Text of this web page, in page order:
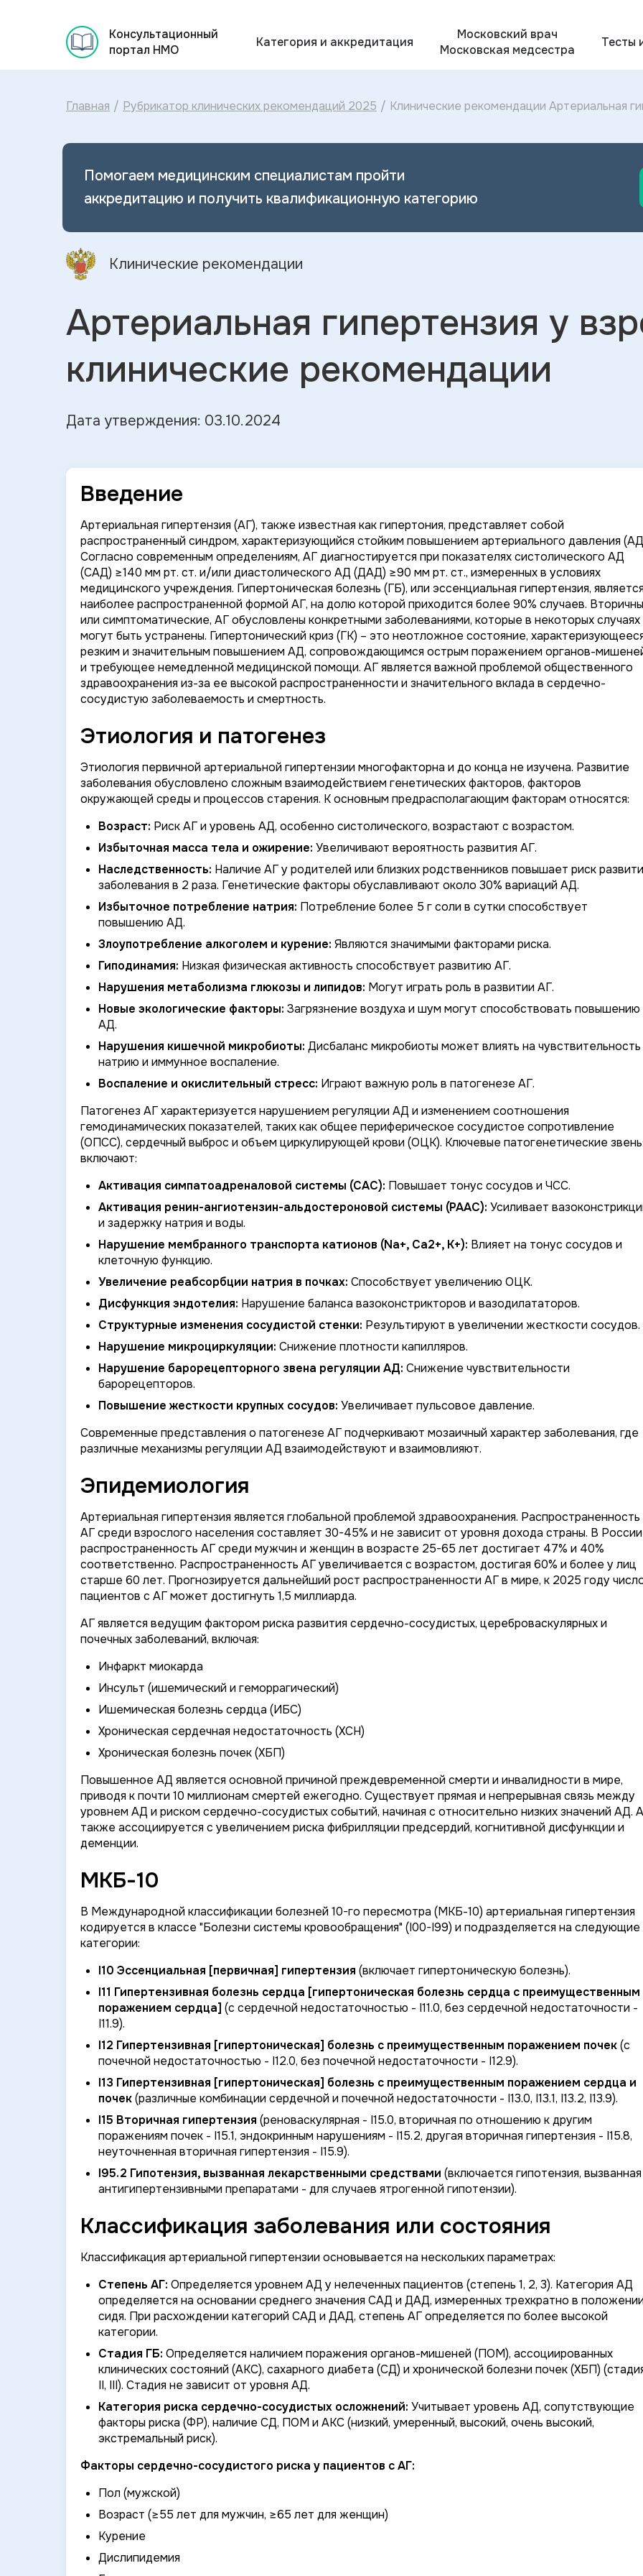
Консультационный
портал НМО
Категория и аккредитация
Московский врач
Московская медсестра
Тесты
Главная / Рубрикатор клинических рекомендаций 2025 / Клинические рекомендации Артериальная
Помогаем медицинским специалистам пройти
аккредитацию и получить квалификационную категорию
Клинические рекомендации
Артериальная гипертензия у
клинические рекомендации
Дата утверждения: 03.10.2024
Введение
Артериальная гипертензия (АГ), также известная как гипертония, представляет собой
распространенный синдром, характеризующийся стойким повышением артериального давления
Согласно современным определениям, АГ диагностируется при показателях систолического АД
(САД) ≥140 мм рт. ст. и/или диастолического АД (ДАД) ≥90 мм рт. ст., измеренных в условиях
медицинского учреждения. Гипертоническая болезнь (ГБ), или эссенциальная гипертензия,
наиболее распространенной формой АГ, на долю которой приходится более 90% случаев.
или симптоматические, АГ обусловлены конкретными заболеваниями, которые в некоторых случаях
могут быть устранены. Гипертонический криз (ГК) – это неотложное состояние,
резким и значительным повышением АД, сопровождающимся острым поражением органов-
и требующее немедленной медицинской помощи. АГ является важной проблемой общественного
здравоохранения из-за ее высокой распространенности и значительного вклада в сердечно-
сосудистую заболеваемость и смертность.
Этиология и патогенез
Этиология первичной артериальной гипертензии многофакторна и до конца не изучена. Развитие
заболевания обусловлено сложным взаимодействием генетических факторов, факторов
окружающей среды и процессов старения. К основным предрасполагающим факторам относятся:
Возраст: Риск АГ и уровень АД, особенно систолического, возрастают с возрастом.
Избыточная масса тела и ожирение: Увеличивают вероятность развития АГ.
Наследственность: Наличие АГ у родителей или близких родственников повышает риск
заболевания в 2 раза. Генетические факторы обуславливают около 30% вариаций АД.
Избыточное потребление натрия: Потребление более 5 г соли в сутки способствует
повышению АД.
Злоупотребление алкоголем и курение: Являются значимыми факторами риска.
Гиподинамия: Низкая физическая активность способствует развитию АГ.
Нарушения метаболизма глюкозы и липидов: Могут играть роль в развитии АГ.
Новые экологические факторы: Загрязнение воздуха и шум могут способствовать повышению
АД.
Нарушения кишечной микробиоты: Дисбаланс микробиоты может влиять на чувствительность
натрию и иммунное воспаление.
Воспаление и окислительный стресс: Играют важную роль в патогенезе АГ.
Патогенез АГ характеризуется нарушением регуляции АД и изменением соотношения
гемодинамических показателей, таких как общее периферическое сосудистое сопротивление
(ОПСС), сердечный выброс и объем циркулирующей крови (ОЦК). Ключевые патогенетические
включают:
Активация симпатоадреналовой системы (САС): Повышает тонус сосудов и ЧСС.
Активация ренин-ангиотензин-альдостероновой системы (РААС): Усиливает
и задержку натрия и воды.
Нарушение мембранного транспорта катионов (Na+, Ca2+, K+): Влияет на тонус сосудов и
клеточную функцию.
Увеличение реабсорбции натрия в почках: Способствует увеличению ОЦК.
Дисфункция эндотелия: Нарушение баланса вазоконстрикторов и вазодилататоров.
Структурные изменения сосудистой стенки: Результируют в увеличении жесткости сосудов.
Нарушение микроциркуляции: Снижение плотности капилляров.
Нарушение барорецепторного звена регуляции АД: Снижение чувствительности
барорецепторов.
Повышение жесткости крупных сосудов: Увеличивает пульсовое давление.
Современные представления о патогенезе АГ подчеркивают мозаичный характер заболевания, где
различные механизмы регуляции АД взаимодействуют и взаимовлияют.
Эпидемиология
Артериальная гипертензия является глобальной проблемой здравоохранения. Распространенность
АГ среди взрослого населения составляет 30-45% и не зависит от уровня дохода страны. В России
распространенность АГ среди мужчин и женщин в возрасте 25-65 лет достигает 47% и 40%
соответственно. Распространенность АГ увеличивается с возрастом, достигая 60% и более у лиц
старше 60 лет. Прогнозируется дальнейший рост распространенности АГ в мире, к 2025 году
пациентов с АГ может достигнуть 1,5 миллиарда.
АГ является ведущим фактором риска развития сердечно-сосудистых, цереброваскулярных и
почечных заболеваний, включая:
Инфаркт миокарда
Инсульт (ишемический и геморрагический)
Ишемическая болезнь сердца (ИБС)
Хроническая сердечная недостаточность (ХСН)
Хроническая болезнь почек (ХБП)
Повышенное АД является основной причиной преждевременной смерти и инвалидности в мире,
приводя к почти 10 миллионам смертей ежегодно. Существует прямая и непрерывная связь между
уровнем АД и риском сердечно-сосудистых событий, начиная с относительно низких значений АД.
также ассоциируется с увеличением риска фибрилляции предсердий, когнитивной дисфункции и
деменции.
МКБ-10
В Международной классификации болезней 10-го пересмотра (МКБ-10) артериальная гипертензия
кодируется в классе "Болезни системы кровообращения" (I00-I99) и подразделяется на следующие
категории:
I10 Эссенциальная [первичная] гипертензия (включает гипертоническую болезнь).
I11 Гипертензивная болезнь сердца [гипертоническая болезнь сердца с преимущественным
поражением сердца] (с сердечной недостаточностью - I11.0, без сердечной недостаточности -
I11.9).
I12 Гипертензивная [гипертоническая] болезнь с преимущественным поражением почек(с
почечной недостаточностью - I12.0, без почечной недостаточности - I12.9).
I13 Гипертензивная [гипертоническая] болезнь с преимущественным поражением сердца и
почек(различные комбинации сердечной и почечной недостаточности - I13.0, I13.1, I13.2, I13.9).
I15 Вторичная гипертензия (реноваскулярная - I15.0, вторичная по отношению к другим
поражениям почек - I15.1, эндокринным нарушениям - I15.2, другая вторичная гипертензия - I15.8,
неуточненная вторичная гипертензия - I15.9).
I95.2 Гипотензия, вызванная лекарственными средствами (включается гипотензия, вызванная
антигипертензивными препаратами - для случаев ятрогенной гипотензии).
Классификация заболевания или состояния
Классификация артериальной гипертензии основывается на нескольких параметрах:
Степень АГ: Определяется уровнем АД у нелеченных пациентов (степень 1, 2, 3). Категория АД
определяется на основании среднего значения САД и ДАД, измеренных трехкратно в
сидя. При расхождении категорий САД и ДАД, степень АГ определяется по более высокой
категории.
Стадия ГБ: Определяется наличием поражения органов-мишеней (ПОМ), ассоциированных
клинических состояний (АКС), сахарного диабета (СД) и хронической болезни почек (ХБП)
II, III). Стадия не зависит от уровня АД.
Категория риска сердечно-сосудистых осложнений: Учитывает уровень АД, сопутствующие
факторы риска (ФР), наличие СД, ПОМ и АКС (низкий, умеренный, высокий, очень высокий,
экстремальный риск).
Факторы сердечно-сосудистого риска у пациентов с АГ:
Пол (мужской)
Возраст (≥55 лет для мужчин, ≥65 лет для женщин)
Курение
Дислипидемия